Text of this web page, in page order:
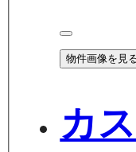
物件画像を見
カ